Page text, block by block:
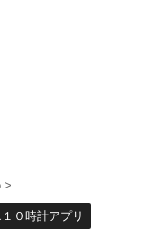
>
１０時計アプリ